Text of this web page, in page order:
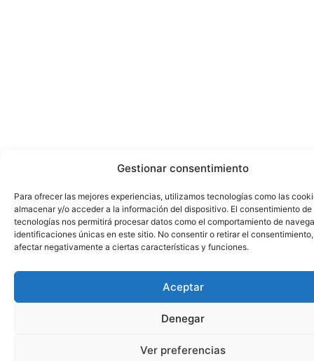
Gestionar consentimiento
Para ofrecer las mejores experiencias, utilizamos tecnologías como las
almacenar y/o acceder a la información del dispositivo. El consentimiento de
tecnologías nos permitirá procesar datos como el comportamiento de
identificaciones únicas en este sitio. No consentir o retirar el
afectar negativamente a ciertas características y funciones.
Aceptar
Denegar
Ver preferencias
¿Necesitas Ayuda?